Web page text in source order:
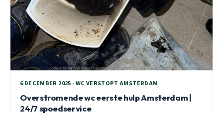
6 DECEMBER 2025 · WC VERSTOPT AMSTERDAM
Overstromende wc eerste hulp Amsterdam |
24/7 spoedservice